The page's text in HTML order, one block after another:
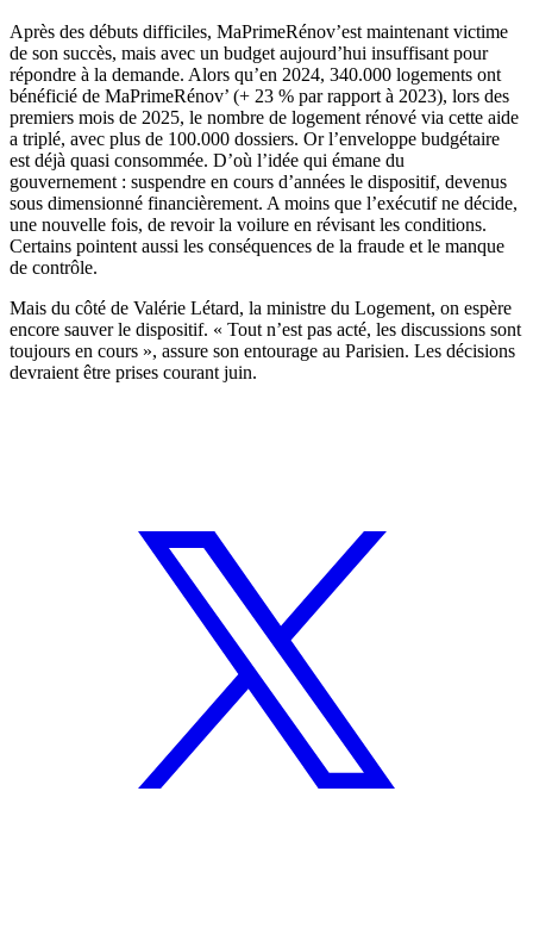
Après des débuts difficiles, MaPrimeRénov’est maintenant victime
de son succès, mais avec un budget aujourd’hui insuffisant pour
répondre à la demande. Alors qu’en 2024, 340.000 logements ont
bénéficié de MaPrimeRénov’ (+ 23 % par rapport à 2023), lors des
premiers mois de 2025, le nombre de logement rénové via cette aide
a triplé, avec plus de 100.000 dossiers. Or l’enveloppe budgétaire
est déjà quasi consommée. D’où l’idée qui émane du
gouvernement : suspendre en cours d’années le dispositif, devenus
sous dimensionné financièrement. A moins que l’exécutif ne décide,
une nouvelle fois, de revoir la voilure en révisant les conditions.
Certains pointent aussi les conséquences de la fraude et le manque
de contrôle.
Mais du côté de Valérie Létard, la ministre du Logement, on espère
encore sauver le dispositif. « Tout n’est pas acté, les discussions sont
toujours en cours », assure son entourage au Parisien. Les décisions
devraient être prises courant juin.